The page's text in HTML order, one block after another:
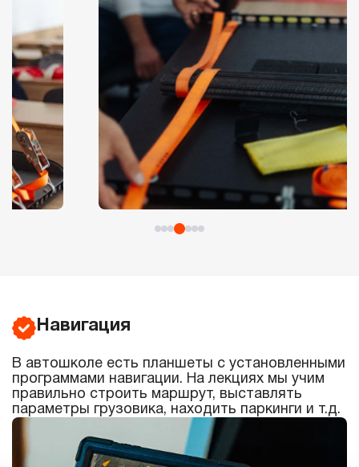
Навигация
В автошколе есть планшеты с установленными
программами навигации. На лекциях мы учим
правильно строить маршрут, выставлять
параметры грузовика, находить паркинги и т.д.